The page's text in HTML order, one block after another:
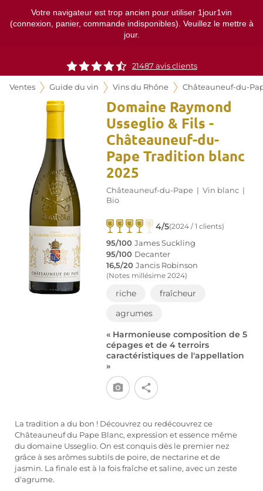
Votre navigateur est trop ancien pour utiliser 1jour1vin
(connexion, panier, commande indisponibles). Veuillez le mettre à
jour.
21487 avis clients
Ventes Guide du vin Vins du Rhône Châteauneuf-du-
Domaine Raymond
Usseglio & Fils -
Châteauneuf-du-
Pape Tradition blanc
2025
Châteauneuf-du-Pape | Vin blanc |
Bio
4/5(2024 / 1 clients)
95/100 James Suckling
95/100 Decanter
16,5/20 Jancis Robinson
(Notes millésime 2024)
riche
fraîcheur
agrumes
« Harmonieuse composition de 5
cépages et de 4 terroirs
caractéristiques de l'appellation
»
La tradition a du bon ! Découvrez ou redécouvrez ce
Châteauneuf du Pape Blanc, expression et essence même
du domaine Usseglio. On est conquis dès le premier nez
grâce à ses arômes subtils de poire, de nectarine et de
jasmin. La finale est à la fois fraîche et saline, avec un zeste
d'agrume.